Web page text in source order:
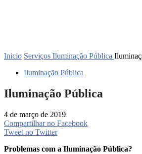
Inicio Serviços Iluminação Pública
Iluminação Pública
Iluminação Pública
4 de março de 2019
Compartilhar no Facebook
Tweet no Twitter
Problemas com a Iluminação Pública?